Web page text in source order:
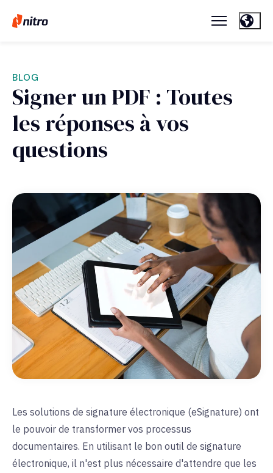
BLOG
Signer un PDF : Toutes
les réponses à vos
questions
Les solutions de signature électronique (eSignature) ont
le pouvoir de transformer vos processus
documentaires. En utilisant le bon outil de signature
électronique, il n'est plus nécessaire d'attendre que les